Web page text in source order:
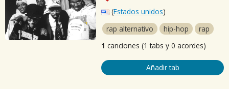
(Estados unidos)
rap alternativo
hip-hop
rap
1 canciones (1 tabs y 0 acordes)
Añadir tab